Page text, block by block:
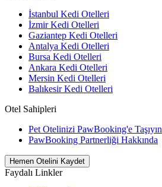
İstanbul Kedi Otelleri
İzmir Kedi Otelleri
Gaziantep Kedi Otelleri
Antalya Kedi Otelleri
Bursa Kedi Otelleri
Ankara Kedi Otelleri
Mersin Kedi Otelleri
Balıkesir Kedi Otelleri
Otel Sahipleri
Pet Otelinizi PawBooking'e Taşıyın
PawBooking Partnerliği Hakkında
Hemen Otelini Kaydet
Faydalı Linkler